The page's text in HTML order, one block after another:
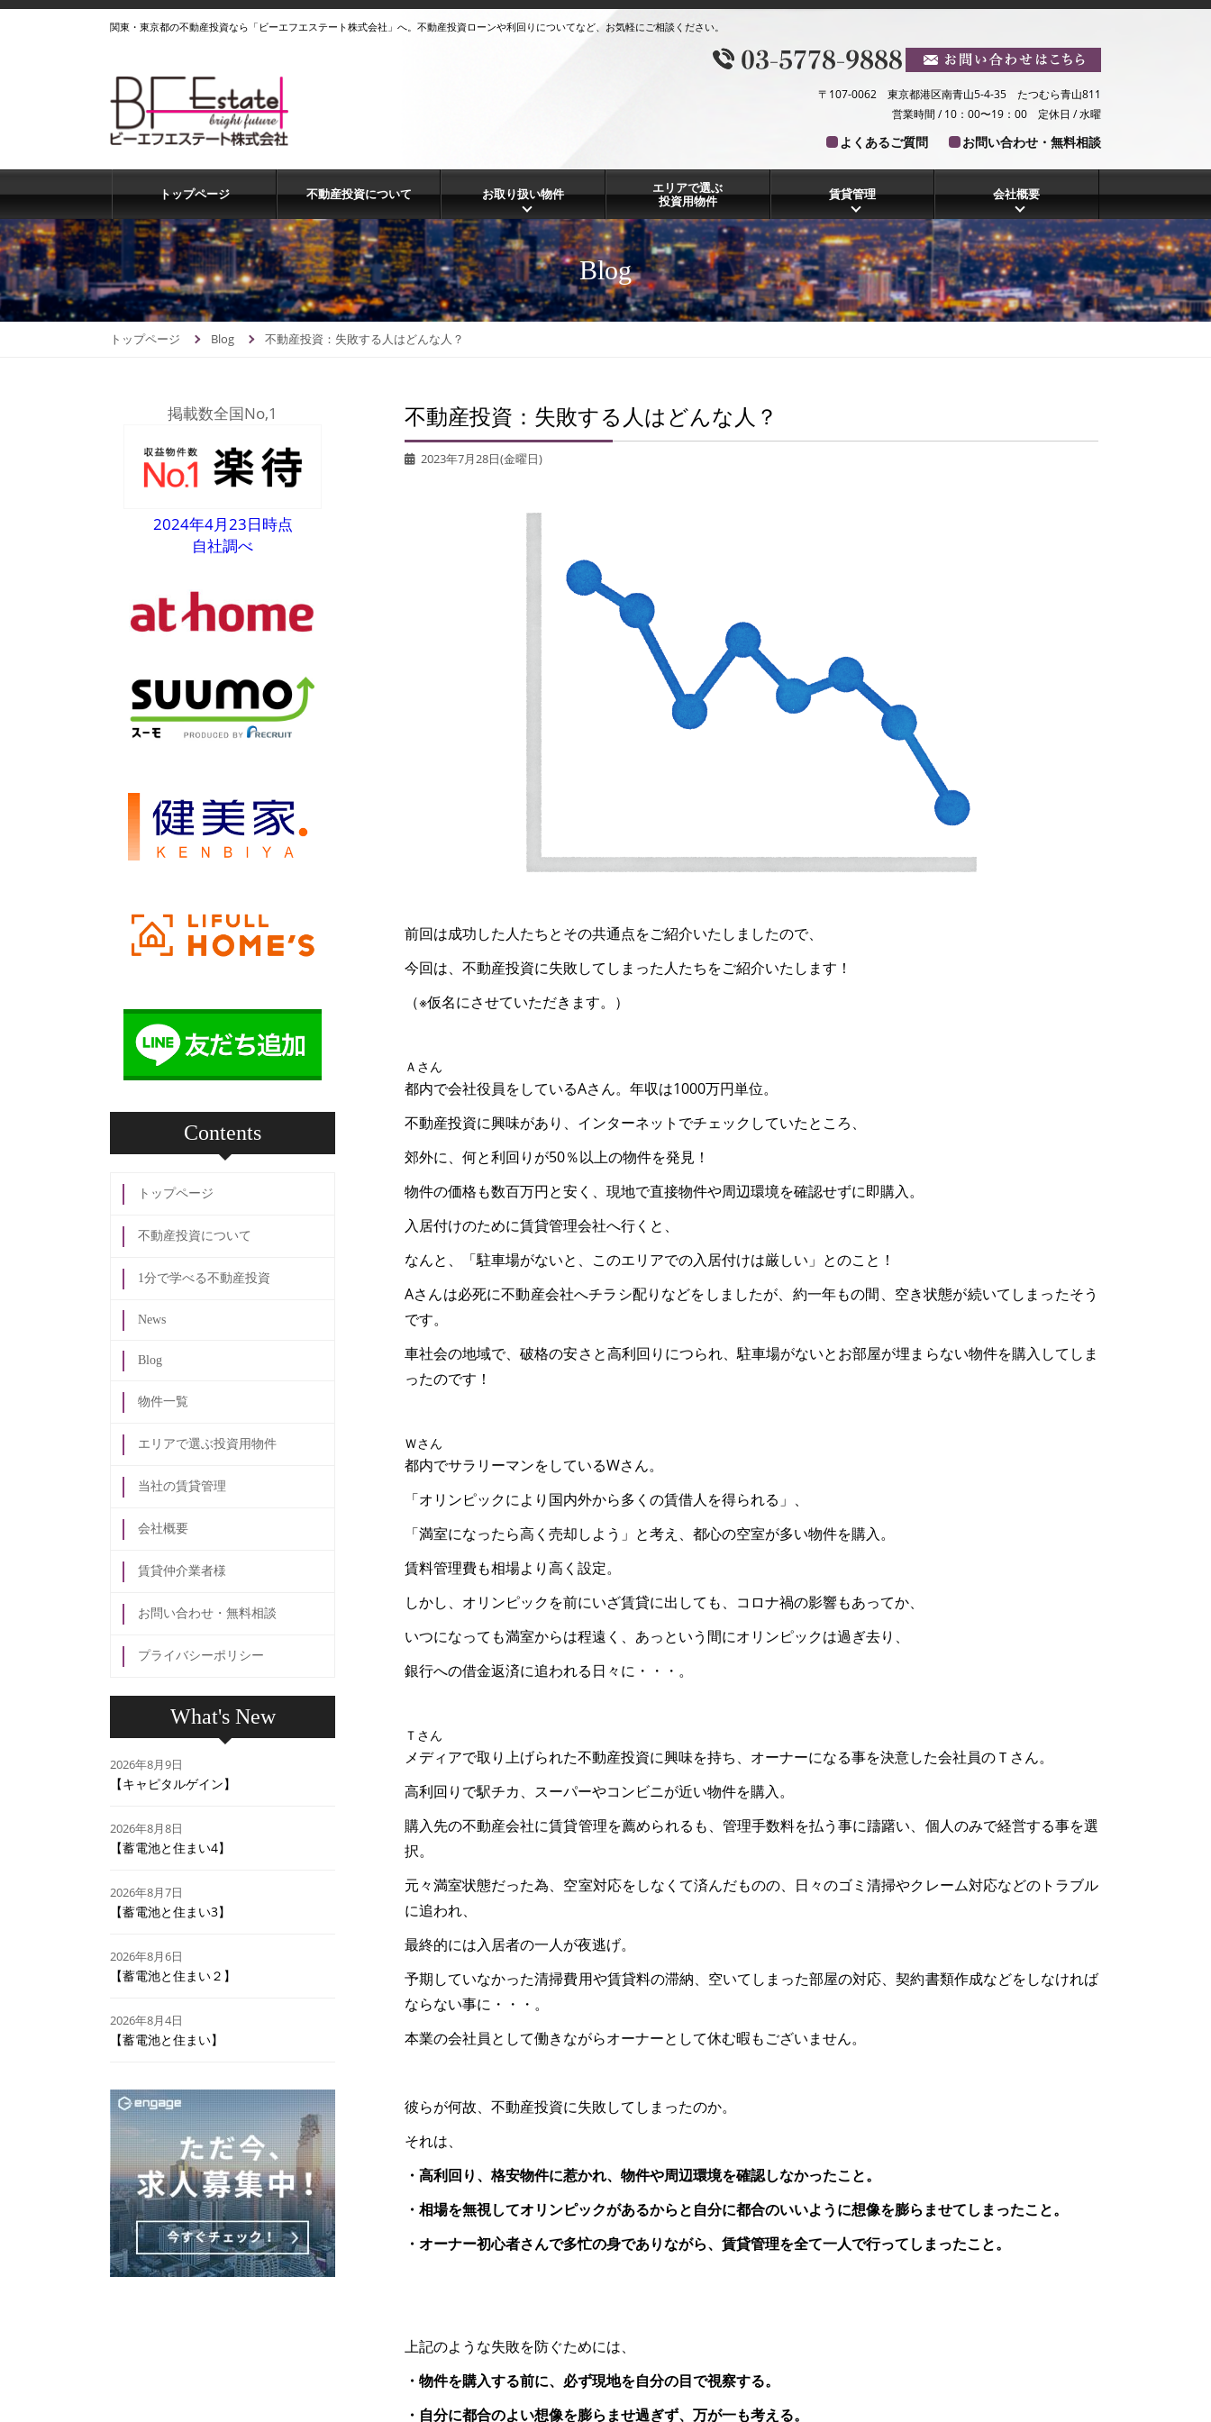
関東・東京都の不動産投資なら「ビーエフエステート株式会社」へ。不動産投資ローンや利回りについてなど、お気軽にご相談ください。
〒107-0062 東京都港区南青山5-4-35 たつむら青山811
営業時間 / 10：00〜19：00 定休日 / 水曜
よくあるご質問 お問い合わせ・無料相談
トップページ 不動産投資について お取り扱い物件
エリアで選ぶ
投資用物件
賃貸管理 会社概要
Blog
トップページ Blog 不動産投資：失敗する人はどんな人？
不動産投資：失敗する人はどんな人？
2023年7月28日(金曜日)
前回は成功した人たちとその共通点をご紹介いたしましたので、
今回は、不動産投資に失敗してしまった人たちをご紹介いたします！
（※仮名にさせていただきます。）
Ａさん
都内で会社役員をしているAさん。年収は1000万円単位。
不動産投資に興味があり、インターネットでチェックしていたところ、
郊外に、何と利回りが50％以上の物件を発見！
物件の価格も数百万円と安く、現地で直接物件や周辺環境を確認せずに即購入。
入居付けのために賃貸管理会社へ行くと、
なんと、「駐車場がないと、このエリアでの入居付けは厳しい」とのこと！
Aさんは必死に不動産会社へチラシ配りなどをしましたが、約一年もの間、空き状態が続いてしまったそう
です。
車社会の地域で、破格の安さと高利回りにつられ、駐車場がないとお部屋が埋まらない物件を購入してしま
ったのです！
Ｗさん
都内でサラリーマンをしているWさん。
「オリンピックにより国内外から多くの賃借人を得られる」、
「満室になったら高く売却しよう」と考え、都心の空室が多い物件を購入。
賃料管理費も相場より高く設定。
しかし、オリンピックを前にいざ賃貸に出しても、コロナ禍の影響もあってか、
いつになっても満室からは程遠く、あっという間にオリンピックは過ぎ去り、
銀行への借金返済に追われる日々に・・・。
Ｔさん
メディアで取り上げられた不動産投資に興味を持ち、オーナーになる事を決意した会社員のＴさん。
高利回りで駅チカ、スーパーやコンビニが近い物件を購入。
購入先の不動産会社に賃貸管理を薦められるも、管理手数料を払う事に躊躇い、個人のみで経営する事を選
択。
元々満室状態だった為、空室対応をしなくて済んだものの、日々のゴミ清掃やクレーム対応などのトラブル
に追われ、
最終的には入居者の一人が夜逃げ。
予期していなかった清掃費用や賃貸料の滞納、空いてしまった部屋の対応、契約書類作成などをしなければ
ならない事に・・・。
本業の会社員として働きながらオーナーとして休む暇もございません。
彼らが何故、不動産投資に失敗してしまったのか。
それは、
・高利回り、格安物件に惹かれ、物件や周辺環境を確認しなかったこと。
・相場を無視してオリンピックがあるからと自分に都合のいいように想像を膨らませてしまったこと。
・オーナー初心者さんで多忙の身でありながら、賃貸管理を全て一人で行ってしまったこと。
上記のような失敗を防ぐためには、
・物件を購入する前に、必ず現地を自分の目で視察する。
・自分に都合のよい想像を膨らませ過ぎず、万が一も考える。
掲載数全国No,1
2024年4月23日時点
自社調べ
Contents
トップページ
不動産投資について
1分で学べる不動産投資
News
Blog
物件一覧
エリアで選ぶ投資用物件
当社の賃貸管理
会社概要
賃貸仲介業者様
お問い合わせ・無料相談
プライバシーポリシー
What's New
2026年8月9日
【キャピタルゲイン】
2026年8月8日
【蓄電池と住まい4】
2026年8月7日
【蓄電池と住まい3】
2026年8月6日
【蓄電池と住まい２】
2026年8月4日
【蓄電池と住まい】